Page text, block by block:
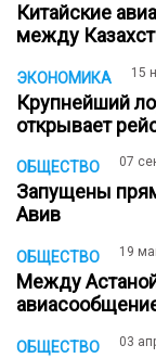
Китайские
между
ЭКОНОМИКА 15
Крупнейший
открывает
ОБЩЕСТВО 07
Запущены
Авив
ОБЩЕСТВО 19
Между
ОБЩЕСТВО 03